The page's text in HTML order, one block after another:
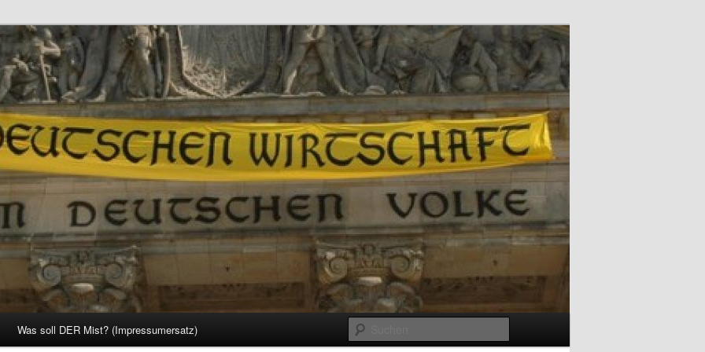
Was soll DER Mist? (Impressumersatz)